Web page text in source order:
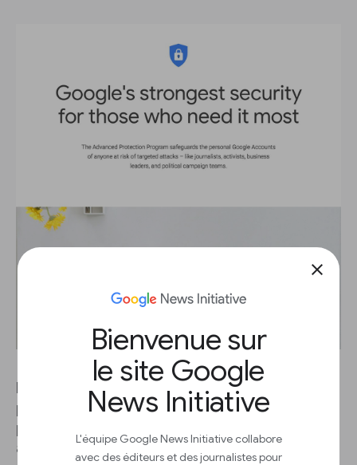
close
Bienvenue sur
le site Google
News Initiative
L'équipe Google News Initiative collabore
avec des éditeurs et des journalistes pour
L’Advanced Protection Program est conçu pour
protéger les comptes Google personnels des
personnes les plus à risque d’être visés par des
attaques ciblées.